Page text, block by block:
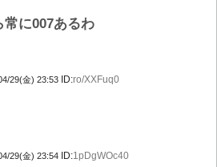
に007あるわ
29(金) 23:53 ID:ro/XXFuq0
29(金) 23:54 ID:1pDgWOc40